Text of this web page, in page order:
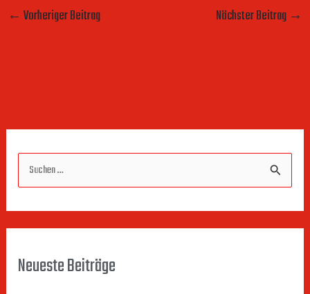
← Vorheriger Beitrag Nächster Beitrag →
e
Neueste Beiträge